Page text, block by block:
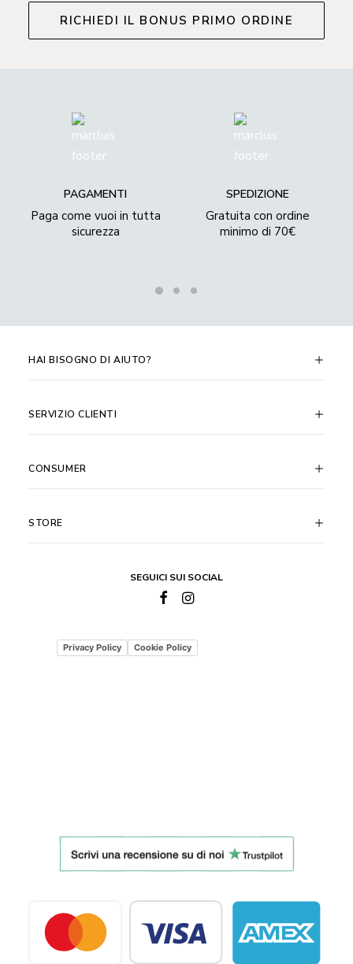
RICHIEDI IL BONUS PRIMO ORDINE
PAGAMENTI
Paga come vuoi in tutta
sicurezza
SPEDIZIONE
Gratuita con ordine
minimo di 70€
HAI BISOGNO DI AIUTO?
SERVIZIO CLIENTI
CONSUMER
STORE
SEGUICI SUI SOCIAL
Privacy Policy Cookie Policy